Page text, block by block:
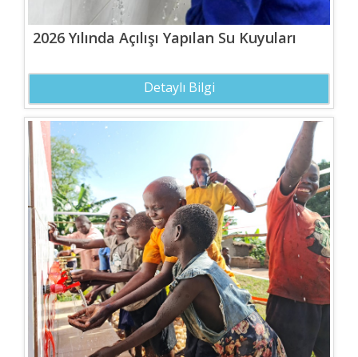
2026 Yılında Açılışı Yapılan Su Kuyuları
Detaylı Bilgi